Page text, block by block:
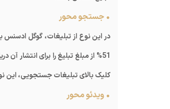
• جستجو محور
در این نوع از تبلیغات، گوگل
کلیک بالای تبلیغات جستجویی، این
• ویدئو محور